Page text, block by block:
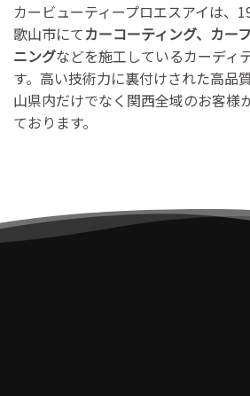
カービューティープロエスアイは、
歌山市にてカーコーティング、カー
ニングなどを施工しているカーディ
す。高い技術力に裏付けされた高品
山県内だけでなく関西全域のお客様
ております。